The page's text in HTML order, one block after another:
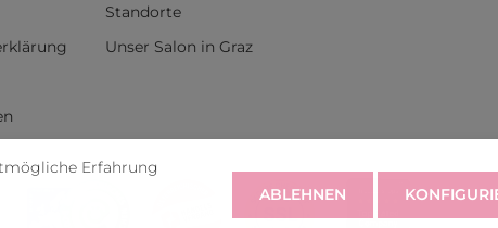
Standorte
Unser Salon in Graz
Erfahrung
ABLEHNEN